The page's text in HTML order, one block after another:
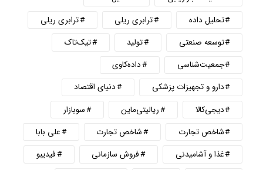
تحلیل داده
ترابری ریلی
ترابری ریلی
توسعه صنعتی
تولید
تیک‌تاک
جمعیت‌شناسی
داده‌کاوی
دارو و تجهیزات پزشکی
دنیای اقتصاد
دیجی‌کالا
ریالیتی‌ماین
سوبازار
شاخص تجارت
شاخص تجارت
علی بابا
غذا و آشامیدنی
فروش سازمانی
فیدیبو